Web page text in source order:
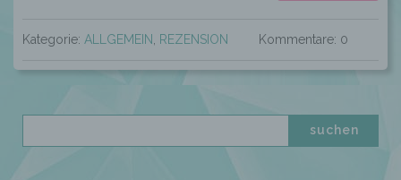
Kategorie: ALLGEMEIN, REZENSION Kommentare: 0